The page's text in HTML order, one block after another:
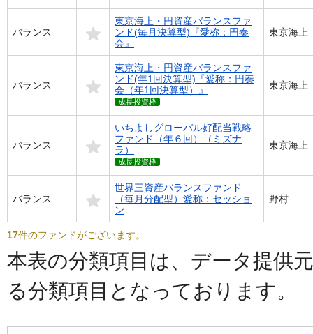
バランス
東京海上・円資産バランスファ
ンド(毎月決算型)『愛称：円奏
会』
東京海上
バランス
東京海上・円資産バランスファ
ンド(年1回決算型)『愛称：円奏
会（年1回決算型）』
成長投資枠
東京海上
バランス
いちよしグローバル好配当戦略
ファンド（年６回）（ミズナ
ラ）
成長投資枠
東京海上
バランス
世界三資産バランスファンド
（毎月分配型）愛称：セッショ
ン
野村
17件のファンドがございます。
本表の分類項目は、データ提供
る分類項目となっております。